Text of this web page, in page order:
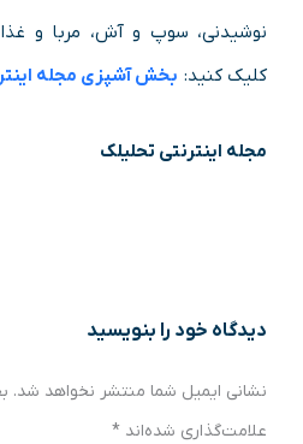
نوشیدنی، سوپ و آش، مربا و
کلیک کنید: بخش آشپزی مجله
مجله اینترنتی تحلیلک
دیدگاه‌ خود را بنویسید
نشانی ایمیل شما منتشر نخواهد شد.
علامت‌گذاری شده‌اند *